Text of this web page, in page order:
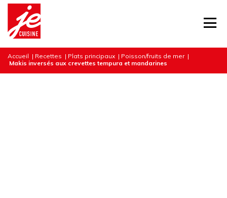
Accueil | Recettes | Plats principaux | Poisson/fruits de mer |
Makis inversés aux crevettes tempura et mandarines